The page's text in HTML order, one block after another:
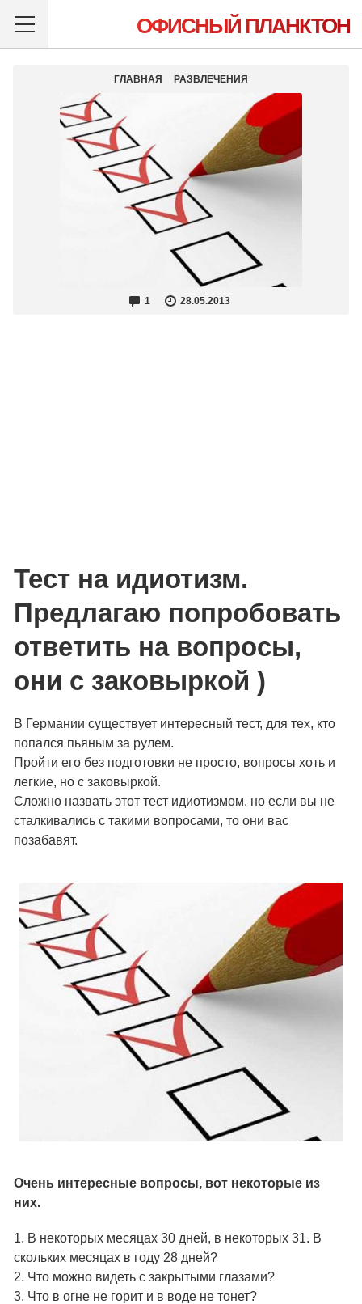
ОФИСНЫЙ ПЛАНКТОН
ГЛАВНАЯ РАЗВЛЕЧЕНИЯ
1 28.05.2013
Тест на идиотизм.
Предлагаю попробовать
ответить на вопросы,
они с заковыркой )
В Германии существует интересный тест, для тех, кто
попался пьяным за рулем.
Пройти его без подготовки не просто, вопросы хоть и
легкие, но с заковыркой.
Сложно назвать этот тест идиотизмом, но если вы не
сталкивались с такими вопросами, то они вас
позабавят.
Очень интересные вопросы, вот некоторые из
них.
1. В некоторых месяцах 30 дней, в некоторых 31. В
скольких месяцах в году 28 дней?
2. Что можно видеть с закрытыми глазами?
3. Что в огне не горит и в воде не тонет?